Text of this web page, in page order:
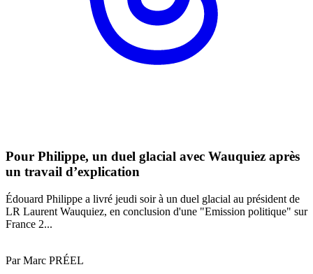
Pour Philippe, un duel glacial avec Wauquiez après
un travail d’explication
Édouard Philippe a livré jeudi soir à un duel glacial au président de
LR Laurent Wauquiez, en conclusion d'une "Emission politique" sur
France 2...
Par Marc PRÉEL